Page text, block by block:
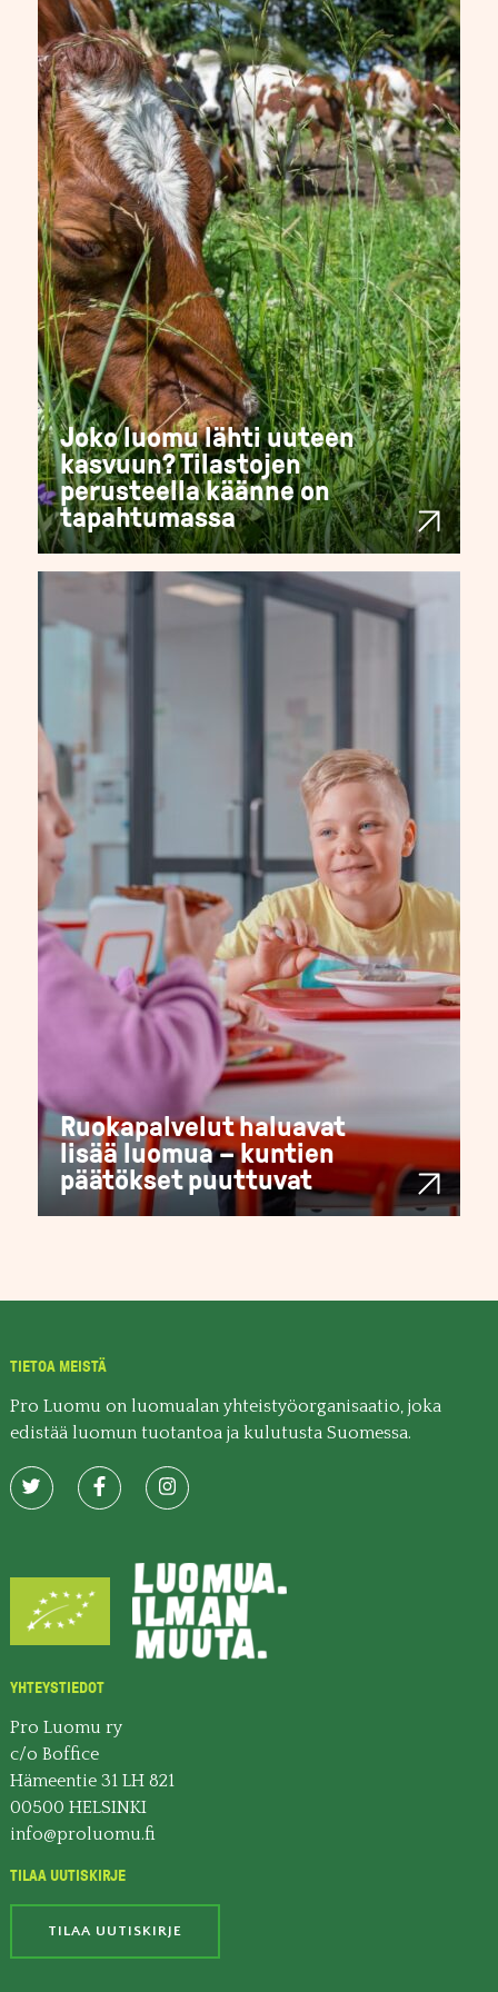
Joko luomu lähti uuteen
kasvuun? Tilastojen
perusteella käänne on
tapahtumassa
Ruokapalvelut haluavat
lisää luomua – kuntien
päätökset puuttuvat
TIETOA MEISTÄ
Pro Luomu on luomualan yhteistyöorganisaatio, joka
edistää luomun tuotantoa ja kulutusta Suomessa.
YHTEYSTIEDOT
Pro Luomu ry
c/o Boffice
Hämeentie 31 LH 821
00500 HELSINKI
info@proluomu.fi
TILAA UUTISKIRJE
TILAA UUTISKIRJE